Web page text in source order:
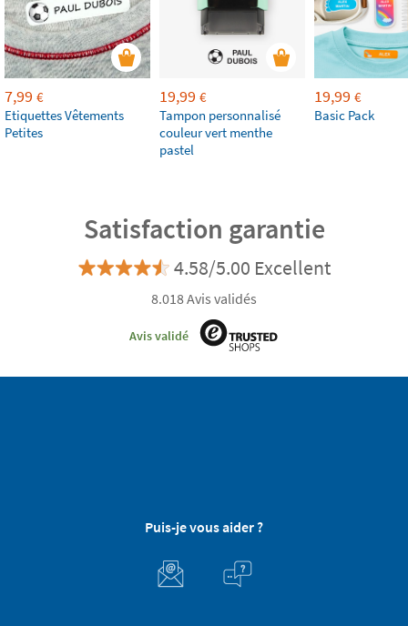
7,99 €
Etiquettes Vêtements
Petites
19,99 €
Tampon personnalisé
couleur vert menthe
pastel
19,99 €
Basic Pack
Satisfaction garantie
4.58/5.00 Excellent
8.018 Avis validés
Avis validé
Puis-je vous aider ?